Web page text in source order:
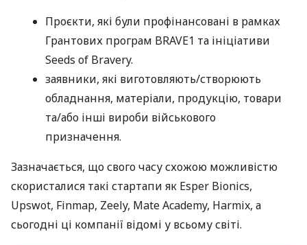
Проєкти, які були профінансовані в рамках
Грантових програм BRAVE1 та ініціативи
Seeds of Bravery.
заявники, які виготовляють/створюють
обладнання, матеріали, продукцію, товари
та/або інші вироби військового
призначення.
Зазначається, що свого часу схожою можливістю
скористалися такі стартапи як Esper Bionics,
Upswot, Finmap, Zeely, Mate Academy, Harmix, а
сьогодні ці компанії відомі у всьому світі.